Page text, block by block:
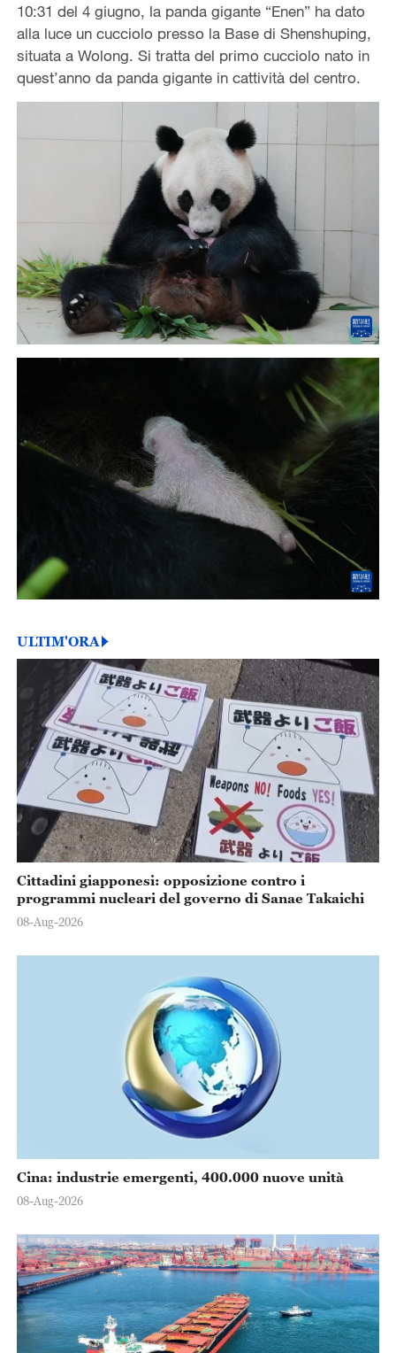
10:31 del 4 giugno, la panda gigante “Enen” ha dato
alla luce un cucciolo presso la Base di Shenshuping,
situata a Wolong. Si tratta del primo cucciolo nato in
quest’anno da panda gigante in cattività del centro.
ULTIM'ORA
Cittadini giapponesi: opposizione contro i
programmi nucleari del governo di Sanae Takaichi
08-Aug-2026
Cina: industrie emergenti, 400.000 nuove unità
08-Aug-2026